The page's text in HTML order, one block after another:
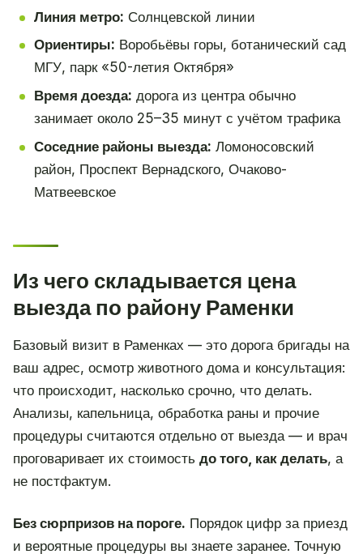
Линия метро: Солнцевской линии
Ориентиры: Воробьёвы горы, ботанический сад
МГУ, парк «50-летия Октября»
Время доезда: дорога из центра обычно
занимает около 25–35 минут с учётом трафика
Соседние районы выезда: Ломоносовский
район, Проспект Вернадского, Очаково-
Матвеевское
Из чего складывается цена
выезда по району Раменки
Базовый визит в Раменках — это дорога бригады на
ваш адрес, осмотр животного дома и консультация:
что происходит, насколько срочно, что делать.
Анализы, капельница, обработка раны и прочие
процедуры считаются отдельно от выезда — и врач
проговаривает их стоимость до того, как делать, а
не постфактум.
Без сюрпризов на пороге. Порядок цифр за приезд
и вероятные процедуры вы знаете заранее. Точную